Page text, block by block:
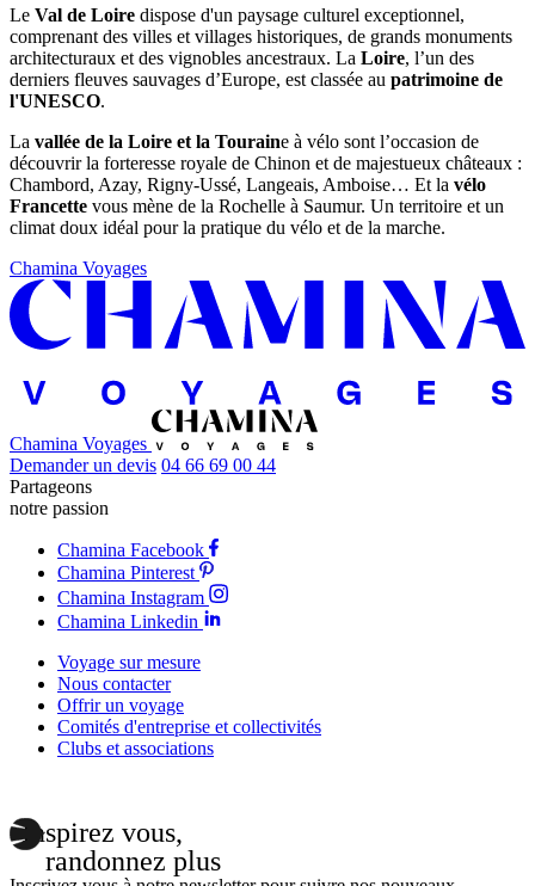
Le Val de Loire dispose d'un paysage culturel exceptionnel,
comprenant des villes et villages historiques, de grands monuments
architecturaux et des vignobles ancestraux. La Loire, l’un des
derniers fleuves sauvages d’Europe, est classée au patrimoine de
l'UNESCO.
La vallée de la Loire et la Touraine à vélo sont l’occasion de
découvrir la forteresse royale de Chinon et de majestueux châteaux :
Chambord, Azay, Rigny-Ussé, Langeais, Amboise… Et la vélo
Francette vous mène de la Rochelle à Saumur. Un territoire et un
climat doux idéal pour la pratique du vélo et de la marche.
Chamina Voyages
Chamina Voyages
Demander un devis 04 66 69 00 44
Partageons
notre passion
Chamina Facebook
Chamina Pinterest
Chamina Instagram
Chamina Linkedin
Voyage sur mesure
Nous contacter
Offrir un voyage
Comités d'entreprise et collectivités
Clubs et associations
Inspirez vous,
randonnez plus